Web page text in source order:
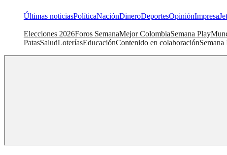
Últimas noticiasPolíticaNaciónDineroDeportesOpiniónImpresa
Elecciones 2026Foros SemanaMejor ColombiaSemana Play
PatasSaludLoteríasEducaciónContenido en colaboraciónSemana